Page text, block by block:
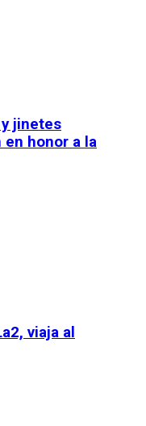
y jinetes
honor a la
viaja al